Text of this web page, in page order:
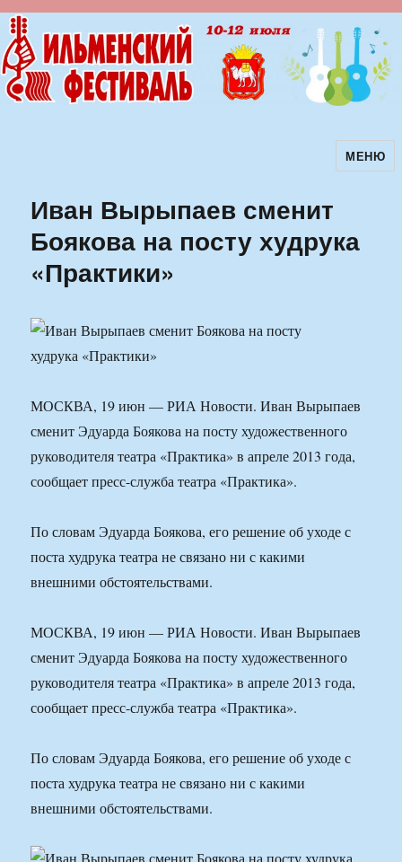
Ильменский фестиваль авторскойМЕНЮ
Иван Вырыпаев сменит
Боякова на посту худрука
«Практики»
МОСКВА, 19 июн — РИА Новости. Иван Вырыпаев
сменит Эдуарда Боякова на посту художественного
руководителя театра «Практика» в апреле 2013 года,
сообщает пресс-служба театра «Практика».
По словам Эдуарда Боякова, его решение об уходе с
поста худрука театра не связано ни с какими
внешними обстоятельствами.
МОСКВА, 19 июн — РИА Новости. Иван Вырыпаев
сменит Эдуарда Боякова на посту художественного
руководителя театра «Практика» в апреле 2013 года,
сообщает пресс-служба театра «Практика».
По словам Эдуарда Боякова, его решение об уходе с
поста худрука театра не связано ни с какими
внешними обстоятельствами.